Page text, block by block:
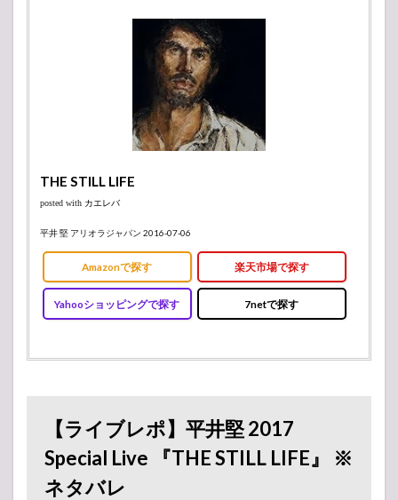
THE STILL LIFE
posted with カエレバ
平井 堅 アリオラジャパン 2016-07-06
Amazonで探す 楽天市場で探す
Yahooショッピングで探す 7netで探す
【ライブレポ】平井堅 2017
Special Live 『THE STILL LIFE』 ※
ネタバレ